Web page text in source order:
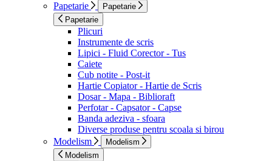
Papetarie
Papetarie
Papetarie
Plicuri
Instrumente de scris
Lipici - Fluid Corector - Tus
Caiete
Cub notite - Post-it
Hartie Copiator - Hartie de Scris
Dosar - Mapa - Biblioraft
Perfotar - Capsator - Capse
Banda adeziva - sfoara
Diverse produse pentru scoala si birou
Modelism
Modelism
Modelism